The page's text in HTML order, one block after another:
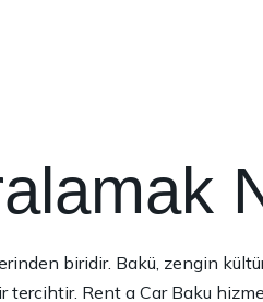
biridir. Bakü, zengin
Rent a Car Baku